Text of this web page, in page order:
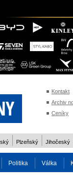
Kontakt
Archiv
Ceníky
Plzeňský Jihočeský
Politika Válka